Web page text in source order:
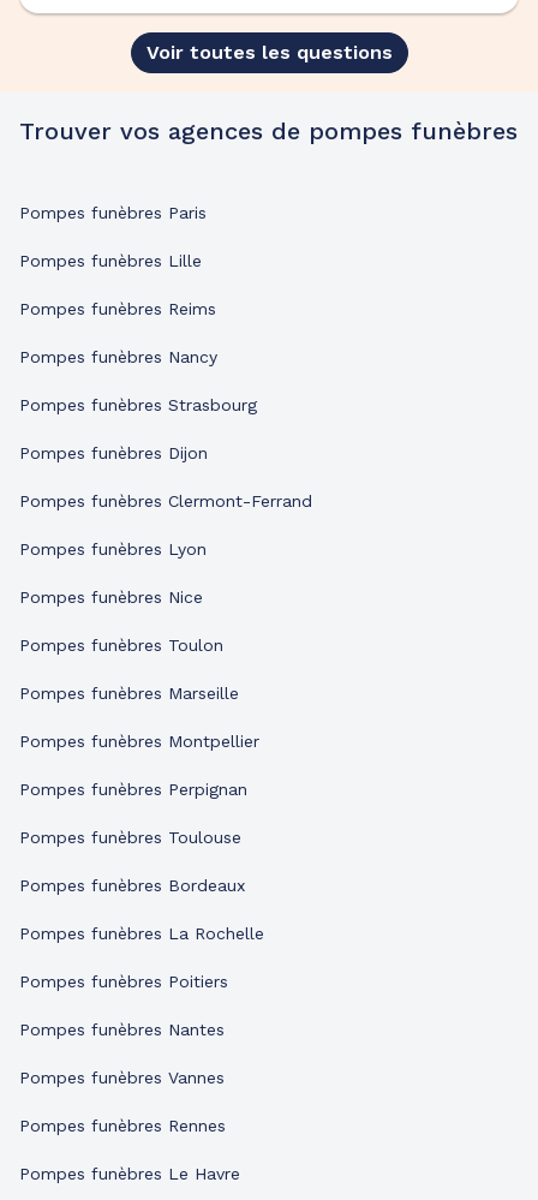
Voir toutes les questions
Trouver vos agences de pompes funèbres
Pompes funèbres Paris
Pompes funèbres Lille
Pompes funèbres Reims
Pompes funèbres Nancy
Pompes funèbres Strasbourg
Pompes funèbres Dijon
Pompes funèbres Clermont-Ferrand
Pompes funèbres Lyon
Pompes funèbres Nice
Pompes funèbres Toulon
Pompes funèbres Marseille
Pompes funèbres Montpellier
Pompes funèbres Perpignan
Pompes funèbres Toulouse
Pompes funèbres Bordeaux
Pompes funèbres La Rochelle
Pompes funèbres Poitiers
Pompes funèbres Nantes
Pompes funèbres Vannes
Pompes funèbres Rennes
Pompes funèbres Le Havre